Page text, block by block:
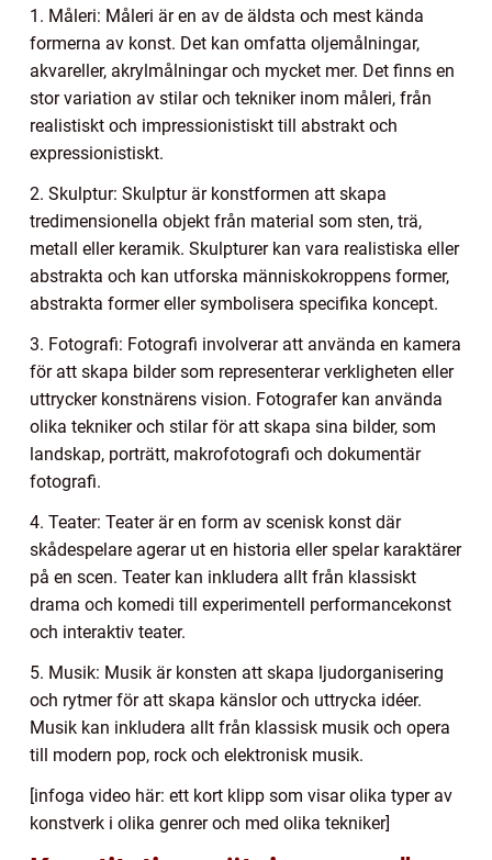
1. Måleri: Måleri är en av de äldsta och mest kända
formerna av konst. Det kan omfatta oljemålningar,
akvareller, akrylmålningar och mycket mer. Det finns en
stor variation av stilar och tekniker inom måleri, från
realistiskt och impressionistiskt till abstrakt och
expressionistiskt.
2. Skulptur: Skulptur är konstformen att skapa
tredimensionella objekt från material som sten, trä,
metall eller keramik. Skulpturer kan vara realistiska eller
abstrakta och kan utforska människokroppens former,
abstrakta former eller symbolisera specifika koncept.
3. Fotografi: Fotografi involverar att använda en kamera
för att skapa bilder som representerar verkligheten eller
uttrycker konstnärens vision. Fotografer kan använda
olika tekniker och stilar för att skapa sina bilder, som
landskap, porträtt, makrofotografi och dokumentär
fotografi.
4. Teater: Teater är en form av scenisk konst där
skådespelare agerar ut en historia eller spelar karaktärer
på en scen. Teater kan inkludera allt från klassiskt
drama och komedi till experimentell performancekonst
och interaktiv teater.
5. Musik: Musik är konsten att skapa ljudorganisering
och rytmer för att skapa känslor och uttrycka idéer.
Musik kan inkludera allt från klassisk musik och opera
till modern pop, rock och elektronisk musik.
[infoga video här: ett kort klipp som visar olika typer av
konstverk i olika genrer och med olika tekniker]